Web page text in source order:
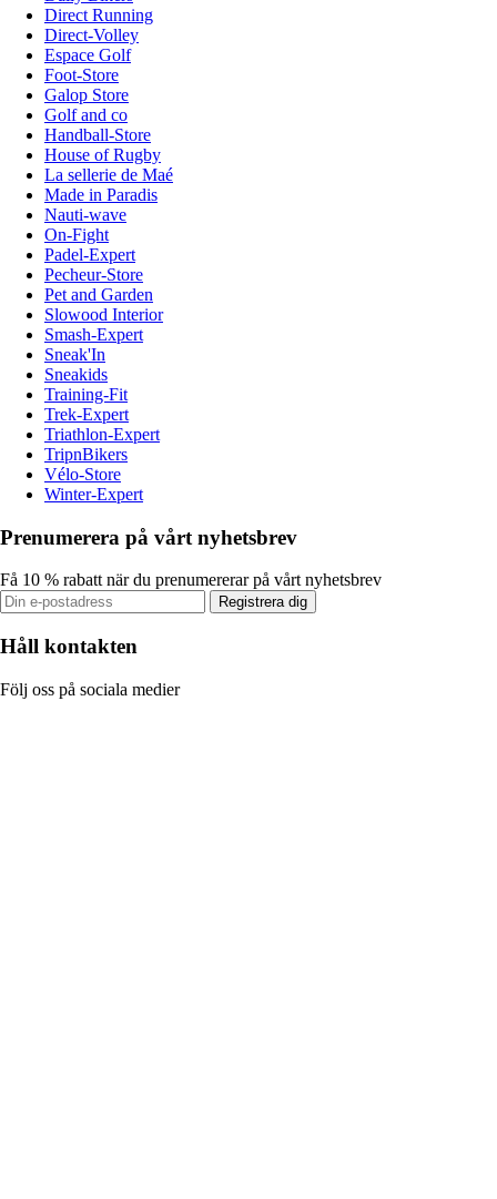
Direct Running
Direct-Volley
Espace Golf
Foot-Store
Galop Store
Golf and co
Handball-Store
House of Rugby
La sellerie de Maé
Made in Paradis
Nauti-wave
On-Fight
Padel-Expert
Pecheur-Store
Pet and Garden
Slowood Interior
Smash-Expert
Sneak'In
Sneakids
Training-Fit
Trek-Expert
Triathlon-Expert
TripnBikers
Vélo-Store
Winter-Expert
Prenumerera på vårt nyhetsbrev
Få 10 % rabatt när du prenumererar på vårt nyhetsbrev
Registrera dig
Håll kontakten
Följ oss på sociala medier